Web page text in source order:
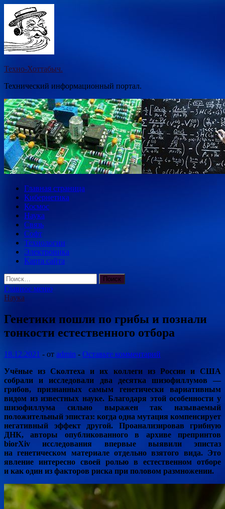
Перейти
содержимому
Техно-Хоттабыч.
Технический информационный портал.
Главная страница
Кибернетика
Космос
Наука
Связь
Софт
Технологии
Электроника
Карта сайта
Найти:
Главное меню
Наука
Генетики пошли по грибы и познали
тонкости естественного отбора
18.12.2021 - от admin - Оставьте комментарий
Учёные из Сколтеха и их коллеги из России и США
собрали и исследовали два десятка шизофиллумов —
грибов, признанных самым генетически вариативным
видом из известных науке. Благодаря этой особенности у
шизофиллума сильно выражен так называемый
положительный эпистаз: когда одна мутация компенсирует
негативный эффект другой. Проанализировав грибную
ДНК, авторы опубликованного в архиве препринтов
biorXiv исследования впервые выявили эпистаз
на генетическом материале отдельно взятого вида. Это
явление интересно своей ролью в естественном отборе
и как один из факторов риска при половом размножении.